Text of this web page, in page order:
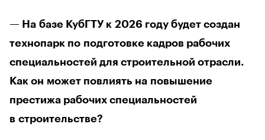
— На базе КубГТУ к 2026 году будет создан
технопарк по подготовке кадров рабочих
специальностей для строительной отрасли.
Как он может повлиять на повышение
престижа рабочих специальностей
в строительстве?